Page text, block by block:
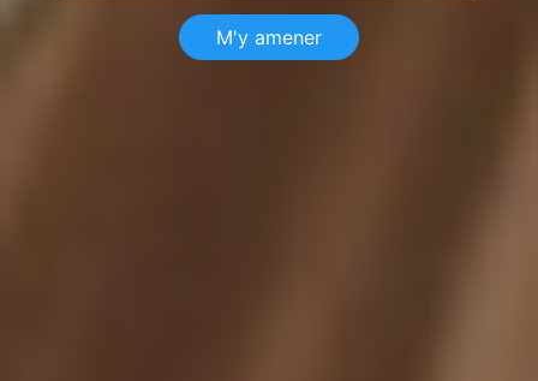
M'y amener